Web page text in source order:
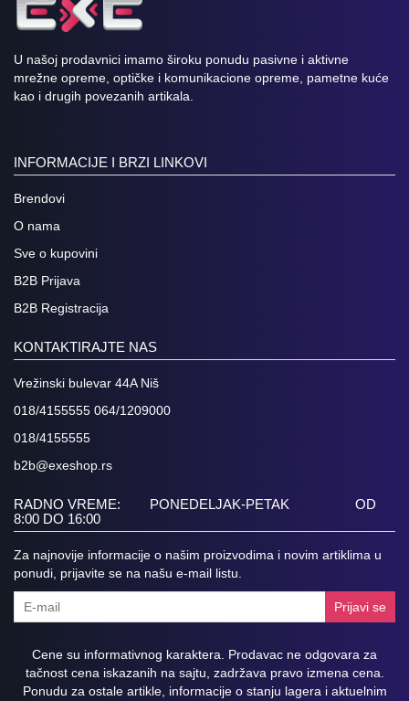
U našoj prodavnici imamo široku ponudu pasivne i aktivne
mrežne opreme, optičke i komunikacione opreme, pametne kuće
kao i drugih povezanih artikala.
INFORMACIJE I BRZI LINKOVI
Brendovi
O nama
Sve o kupovini
B2B Prijava
B2B Registracija
KONTAKTIRAJTE NAS
Vrežinski bulevar 44A Niš
018/4155555 064/1209000
018/4155555
b2b@exeshop.rs
RADNO VREME: PONEDELJAK-PETAK OD
8:00 DO 16:00
Za najnovije informacije o našim proizvodima i novim artiklima u
ponudi, prijavite se na našu e-mail listu.
Prijavi se
Cene su informativnog karaktera. Prodavac ne odgovara za
tačnost cena iskazanih na sajtu, zadržava pravo izmena cena.
Ponudu za ostale artikle, informacije o stanju lagera i aktuelnim